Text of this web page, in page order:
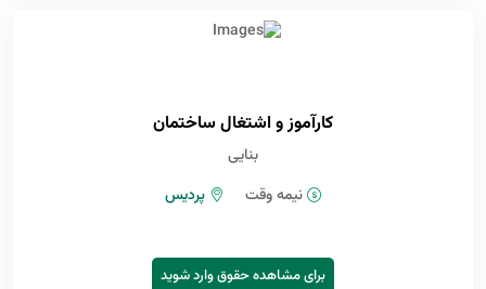
کارآموز و اشتغال ساختمان
بنایی
نیمه وقت
پردیس
برای مشاهده حقوق وارد شوید